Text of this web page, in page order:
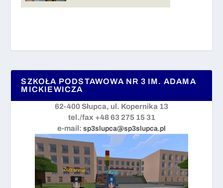
SZKOŁA PODSTAWOWA NR 3 IM. ADAMA
MICKIEWICZA
62-400 Słupca, ul. Kopernika 13
tel./fax +48 63 275 15 31
e-mail: sp3slupca@sp3slupca.pl